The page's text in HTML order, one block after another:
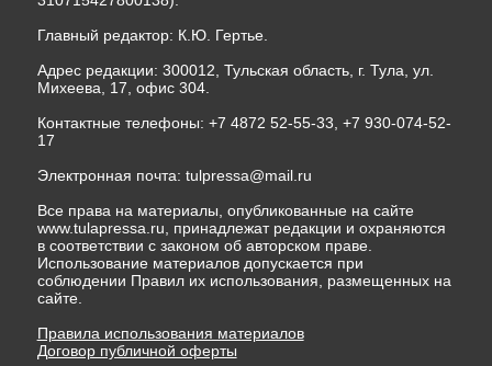
Главный редактор: К.Ю. Гертье.
Адрес редакции: 300012, Тульская область, г. Тула, ул.
Михеева, 17, офис 304.
Контактные телефоны: +7 4872 52-55-33, +7 930-074-52-
17
Электронная почта: tulpressa@mail.ru
Все права на материалы, опубликованные на сайте
www.tulapressa.ru, принадлежат редакции и охраняются
в соответствии с законом об авторском праве.
Использование материалов допускается при
соблюдении Правил их использования, размещенных на
сайте.
Правила использования материалов
Договор публичной оферты